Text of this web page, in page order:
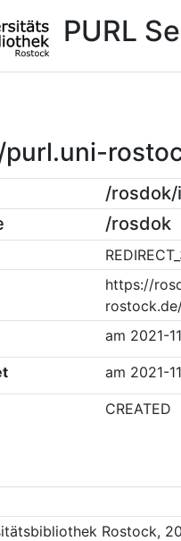
PURL
/
/rosdok
https://
am 2021-
am 2021-
CREATED
Rostock,